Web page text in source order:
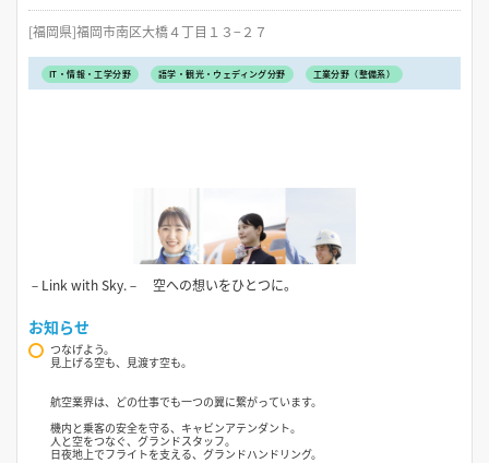
[福岡県]福岡市南区大橋４丁目１３−２７
IT・情報・工学分野 語学・観光・ウェディング分野 工業分野（整備系）
－Link with Sky.－ 空への想いをひとつに。
お知らせ
つなげよう。
見上げる空も、見渡す空も。
航空業界は、どの仕事でも一つの翼に繋がっています。
機内と乗客の安全を守る、キャビンアテンダント。
人と空をつなぐ、グランドスタッフ。
日夜地上でフライトを支える、グランドハンドリング。